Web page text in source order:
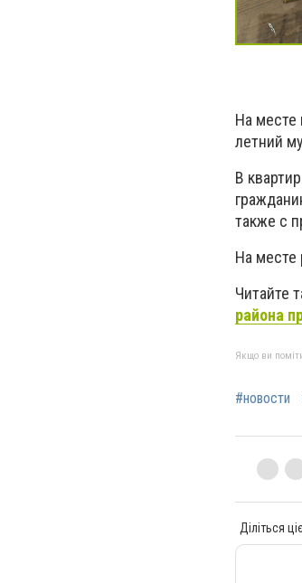
На месте
летний
В
также с
На месте
Читайте
района
Якщо ви
#новости
Діліться